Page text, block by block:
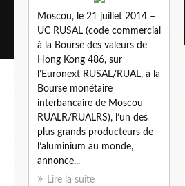
Moscou, le 21 juillet 2014 –
UC RUSAL (code commercial
à la Bourse des valeurs de
Hong Kong 486, sur
l’Euronext RUSAL/RUAL, à la
Bourse monétaire
interbancaire de Moscou
RUALR/RUALRS), l’un des
plus grands producteurs de
l’aluminium au monde,
annonce...
Lire la suite